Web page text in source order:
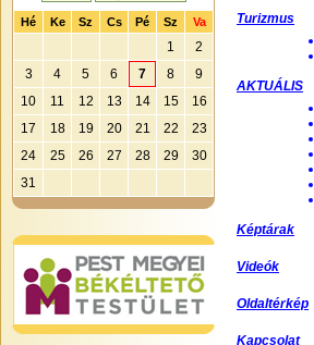
Hé Ke Sz Cs Pé Sz Va
1
2
3
4 5 6 7 8
9
10
11 12 13 14 15
16
17
18 19 20 21 22
23
24
25 26 27 28 29
30
31
Turizmus
AKTUÁLIS
Képtárak
Videók
Oldaltérkép
Kapcsolat